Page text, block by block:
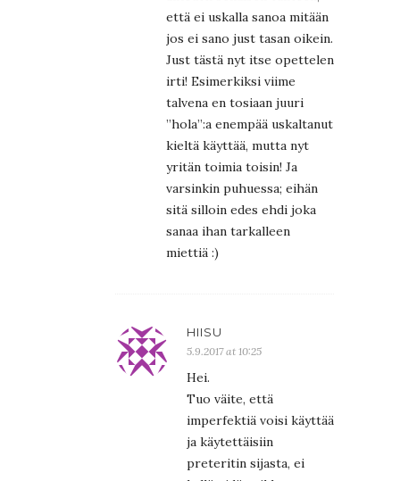
että ei uskalla sanoa mitään
jos ei sano just tasan oikein.
Just tästä nyt itse opettelen
irti! Esimerkiksi viime
talvena en tosiaan juuri
”hola”:a enempää uskaltanut
kieltä käyttää, mutta nyt
yritän toimia toisin! Ja
varsinkin puhuessa; eihän
sitä silloin edes ehdi joka
sanaa ihan tarkalleen
miettiä :)
HIISU
5.9.2017 at 10:25
Hei.
Tuo väite, että
imperfektiä voisi käyttää
ja käytettäisiin
preteritin sijasta, ei